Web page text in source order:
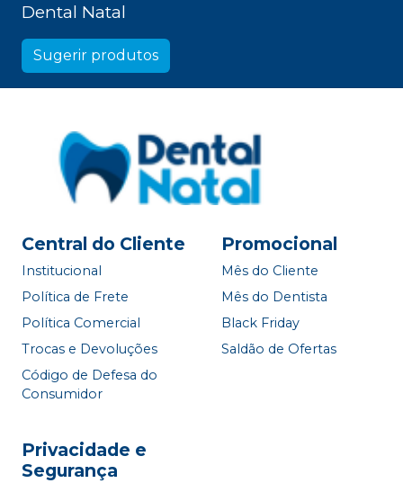
Dental Natal
Sugerir produtos
Central do Cliente
Institucional
Política de Frete
Política Comercial
Trocas e Devoluções
Código de Defesa do
Consumidor
Promocional
Mês do Cliente
Mês do Dentista
Black Friday
Saldão de Ofertas
Privacidade e
Segurança